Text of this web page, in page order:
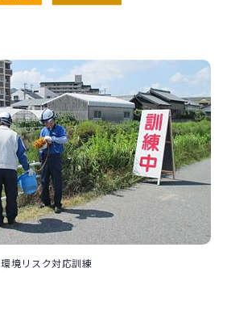
環境リスク対応訓練